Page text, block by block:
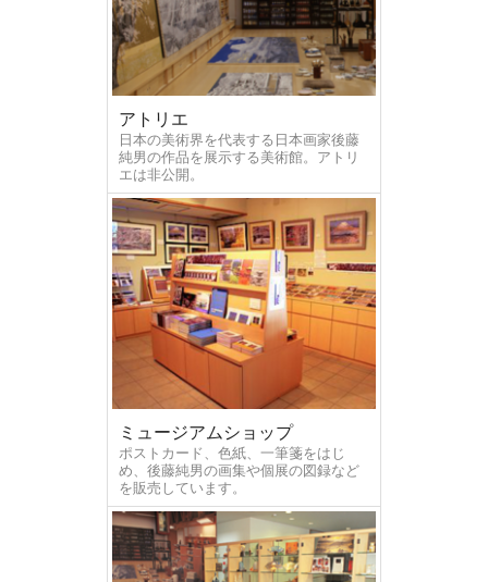
アトリエ
日本の美術界を代表する日本画家後藤
純男の作品を展示する美術館。アトリ
エは非公開。
ミュージアムショップ
ポストカード、色紙、一筆箋をはじ
め、後藤純男の画集や個展の図録など
を販売しています。